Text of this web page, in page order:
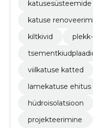
katusesüsteemide
katuse
kiltkivid
viilkatuse katted
lamekatuse ehitus
hüdroisolatsioon
projekteerimine